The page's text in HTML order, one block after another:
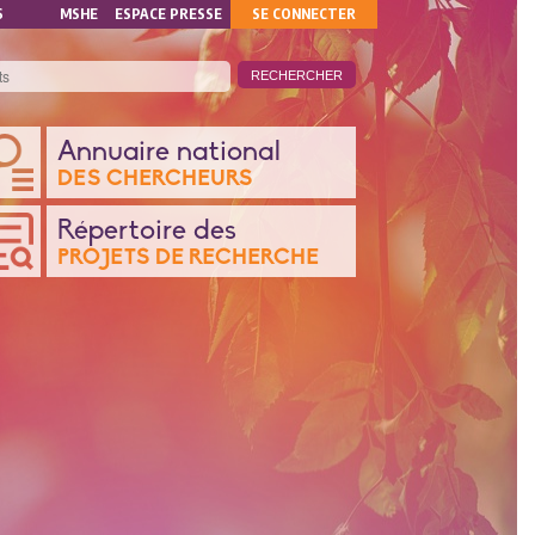
Annuaire national
DES CHERCHEURS
Répertoire des
PROJETS DE RECHERCHE
MSHE ESPACE PRESSE
MON
COMPTE
SE CONNECTER